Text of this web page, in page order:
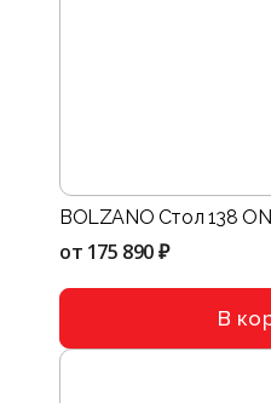
BOLZANO Стол 138
от 175 890 ₽
В